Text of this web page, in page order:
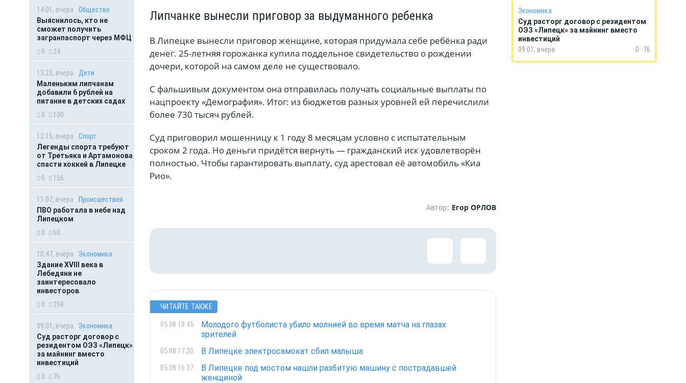
14:01, вчера
Общество
Выяснилось, кто не
сможет получить
загранпаспорт через МФЦ
0
24
13:23, вчера
Дети
Маленьким липчанам
добавили 6 рублей на
питание в детских садах
0
100
12:15, вчера
Спорт
Легенды спорта требуют
от Третьяка и Артамонова
спасти хоккей в Липецке
0
156
11:07, вчера
Происшествия
ПВО работала в небе над
Липецком
0
60
10:47, вчера
Экономика
Здание XVIII века в
Лебедяни не
заинтересовало
инвесторов
0
298
09:01, вчера
Экономика
Суд расторг договор с
резидентом ОЭЗ «Липецк»
за майнинг вместо
инвестиций
0
76
Липчанке вынесли приговор за выдуманного ребенка
В Липецке вынесли приговор женщине, которая придумала себе ребёнка ради
денег. 25-летняя горожанка купила поддельное свидетельство о рождении
дочери, которой на самом деле не существовало.
С фальшивым документом она отправилась получать социальные выплаты по
нацпроекту «Демография». Итог: из бюджетов разных уровней ей перечислили
более 730 тысяч рублей.
Суд приговорил мошенницу к 1 году 8 месяцам условно с испытательным
сроком 2 года. Но деньги придётся вернуть — гражданский иск удовлетворён
полностью. Чтобы гарантировать выплату, суд арестовал её автомобиль «Киа
Рио».
Автор: Егор ОРЛОВ
ЧИТАЙТЕ ТАКЖЕ
05.08 18:45
Молодого футболиста убило молнией во время матча на глазах
зрителей
05.08 17:20 В Липецке электросамокат сбил малыша
05.08 16:37
В Липецке под мостом нашли разбитую машину с пострадавшей
женщиной
Экономика
Суд расторг договор с резидентом
ОЭЗ «Липецк» за майнинг вместо
инвестиций
09:01, вчера
0 76